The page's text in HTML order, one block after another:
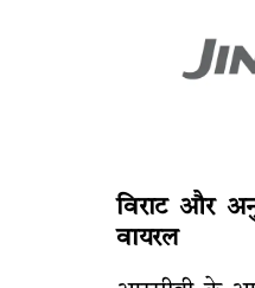
विराट और
वायरल